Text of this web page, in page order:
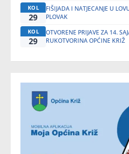
KOL
29
FIŠIJADA I NATJECANJE U
PLOVAK
KOL
29
OTVORENE PRIJAVE ZA 14.
RUKOTVORINA OPĆINE KRIŽ